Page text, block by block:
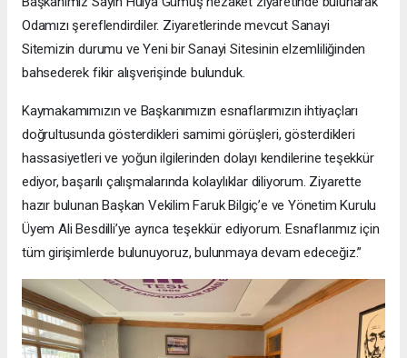
Odamızı şereflendirdiler. Ziyaretlerinde mevcut Sanayi
Sitemizin durumu ve Yeni bir Sanayi Sitesinin elzemliliğinden
bahsederek fikir alışverişinde bulunduk.
Kaymakamımızın ve Başkanımızın esnaflarımızın ihtiyaçları
doğrultusunda gösterdikleri samimi görüşleri, gösterdikleri
hassasiyetleri ve yoğun ilgilerinden dolayı kendilerine teşekkür
ediyor, başarılı çalışmalarında kolaylıklar diliyorum. Ziyarette
hazır bulunan Başkan Vekilim Faruk Bilgiç’e ve Yönetim Kurulu
Üyem Ali Besdilli’ye ayrıca teşekkür ediyorum. Esnaflarımız için
tüm girişimlerde bulunuyoruz, bulunmaya devam edeceğiz.”